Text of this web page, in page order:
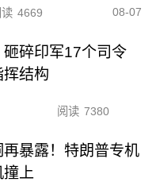
4669 08-07
砸碎印军17个司令
挥结构
阅读 7380
再暴露！特朗普专机
上